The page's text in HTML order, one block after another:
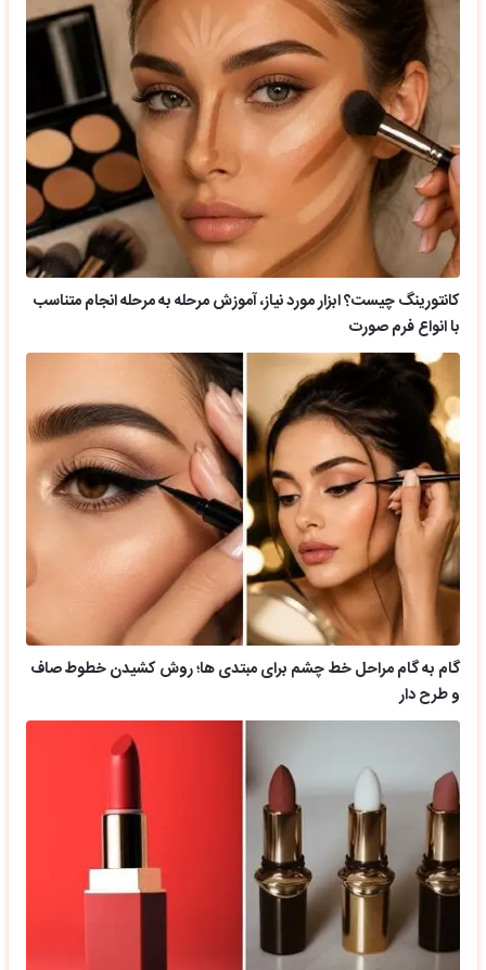
کانتورینگ چیست؟ ابزار مورد نیاز، آموزش مرحله به مرحله انجام متناسب
با انواع فرم صورت
گام به گام مراحل خط چشم برای مبتدی ها؛ روش کشیدن خطوط صاف
و طرح دار